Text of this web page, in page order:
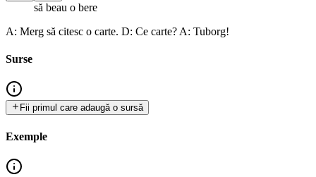
să beau o bere
A: Merg să citesc o carte. D: Ce carte? A: Tuborg!
Surse
Fii primul care adaugă o sursă
Exemple